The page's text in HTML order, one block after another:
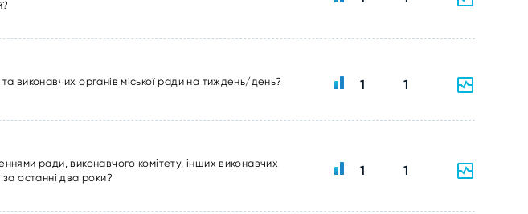
виконавчих органів міської ради на тиждень/день? 1 1
ради, виконавчого комітету, інших виконавчих
останні два роки?
1 1